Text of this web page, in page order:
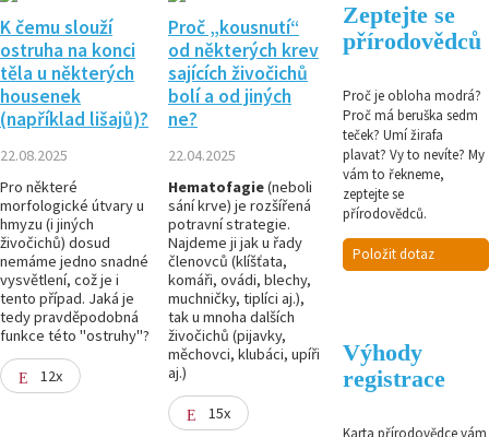
K čemu slouží
ostruha na konci
těla u některých
housenek
(například lišajů)?
22.08.2025
Pro některé
morfologické útvary u
hmyzu (i jiných
živočichů) dosud
nemáme jedno snadné
vysvětlení, což je i
tento případ. Jaká je
tedy pravděpodobná
funkce této "ostruhy"?
12x
Proč „kousnutí“
od některých krev
sajících živočichů
bolí a od jiných
ne?
22.04.2025
Hematofagie(neboli
sání krve) je rozšířená
potravní strategie.
Najdeme ji jak u řady
členovců (klíšťata,
komáři, ovádi, blechy,
muchničky, tiplíci aj.),
tak u mnoha dalších
živočichů (pijavky,
měchovci, klubáci, upíři
aj.)
15x
Zeptejte se
přírodovědců
Proč je obloha modrá?
Proč má beruška sedm
teček? Umí žirafa
plavat? Vy to nevíte? My
vám to řekneme,
zeptejte se
přírodovědců.
Položit dotaz
Výhody
registrace
Karta přírodovědce vám